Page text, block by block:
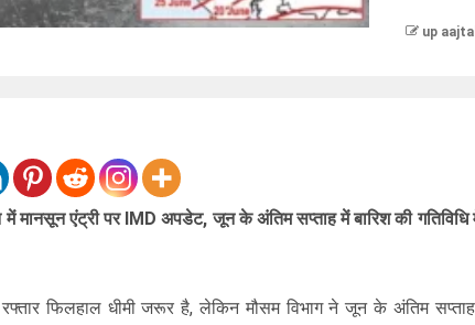
up
मानसून एंट्री पर IMD अपडेट, जून के अंतिम सप्ताह में बारिश की
फिलहाल धीमी जरूर है, लेकिन मौसम विभाग ने जून के अंतिम